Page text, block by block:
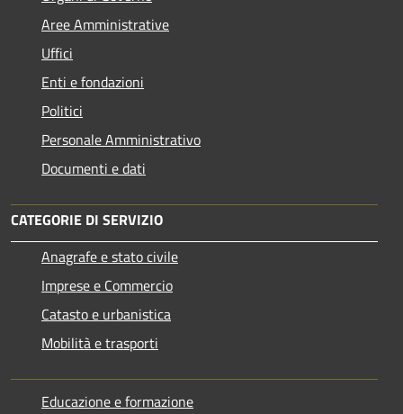
Aree Amministrative
Uffici
Enti e fondazioni
Politici
Personale Amministrativo
Documenti e dati
CATEGORIE DI SERVIZIO
Anagrafe e stato civile
Imprese e Commercio
Catasto e urbanistica
Mobilità e trasporti
Educazione e formazione